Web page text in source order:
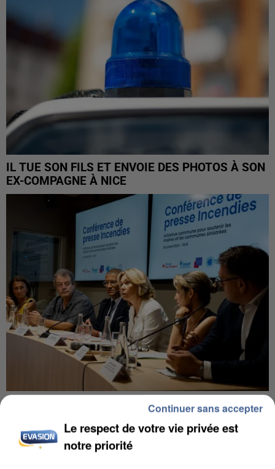
IL TUE SON FILS ET ENVOIE DES PHOTOS À SON
EX-COMPAGNE À NICE
INCENDIES : L’ÎLE-DE-FRANCE LANCE UN ÉLAN
Le respect de votre vie privée est
notre priorité
Continuer sans accepter